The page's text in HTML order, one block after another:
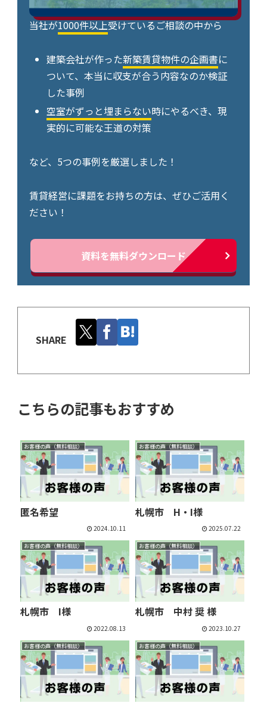
当社が1000件以上受けているご相談の中から
建築会社が作った新築賃貸物件の企画書に
ついて、本当に収支が合う内容なのか検証
した事例
空室がずっと埋まらない時にやるべき、現
実的に可能な王道の対策
など、5つの事例を厳選しました！
賃貸経営に課題をお持ちの方は、ぜひご活用く
ださい！
資料を無料ダウンロード
SHARE
こちらの記事もおすすめ
お客様の声（無料相談）
匿名希望
2024.10.11
お客様の声（無料相談）
札幌市 H・I様
2025.07.22
お客様の声（無料相談）
札幌市 I様
2022.08.13
お客様の声（無料相談）
札幌市 中村 奨 様
2023.10.27
お客様の声（無料相談） お客様の声（無料相談）